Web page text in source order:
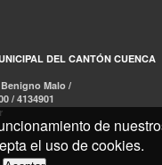
DEL CANTÓN CUENCA
Malo /
/ 4134901
de
el uso de cookies.